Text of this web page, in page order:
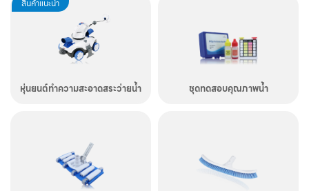
หุ่นยนต์ทำความสะอาดสระว่ายน้ำ
สินค้าแนะนำ
ชุดทดสอบคุณภาพน้ำ